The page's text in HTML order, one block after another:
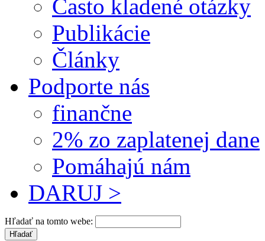
Často kladené otázky
Publikácie
Články
Podporte nás
finančne
2% zo zaplatenej dane
Pomáhajú nám
DARUJ >
Hľadať na tomto webe: